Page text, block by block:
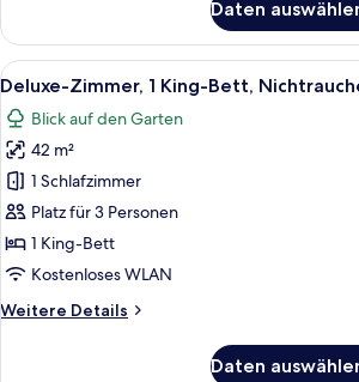
Zimmer,
2 Einzelbetten,
Balkon,
Daten
Alle
Fotos
für
Deluxe-
Zimmer,
1 King-
Bett,
Nichtraucher,
anzeigen
Ein
8
Deluxe-Zimmer, 1 King-Bett,
Blick auf den Garten
42 m²
1 Schlafzimmer
Platz für 3 Personen
1 King-Bett
Kostenloses WLAN
Weitere Details
Weitere
Daten